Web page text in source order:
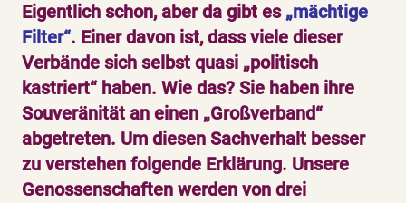
Eigentlich schon, aber da gibt es „mächtige
Filter“. Einer davon ist, dass viele dieser
Verbände sich selbst quasi „politisch
kastriert“ haben. Wie das? Sie haben ihre
Souveränität an einen „Großverband“
abgetreten. Um diesen Sachverhalt besser
zu verstehen folgende Erklärung. Unsere
Genossenschaften werden von drei